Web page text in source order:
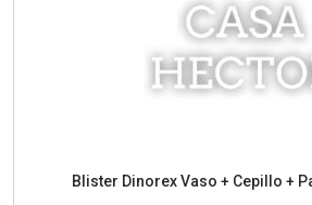
Blister Dinorex Vaso + Cepillo +